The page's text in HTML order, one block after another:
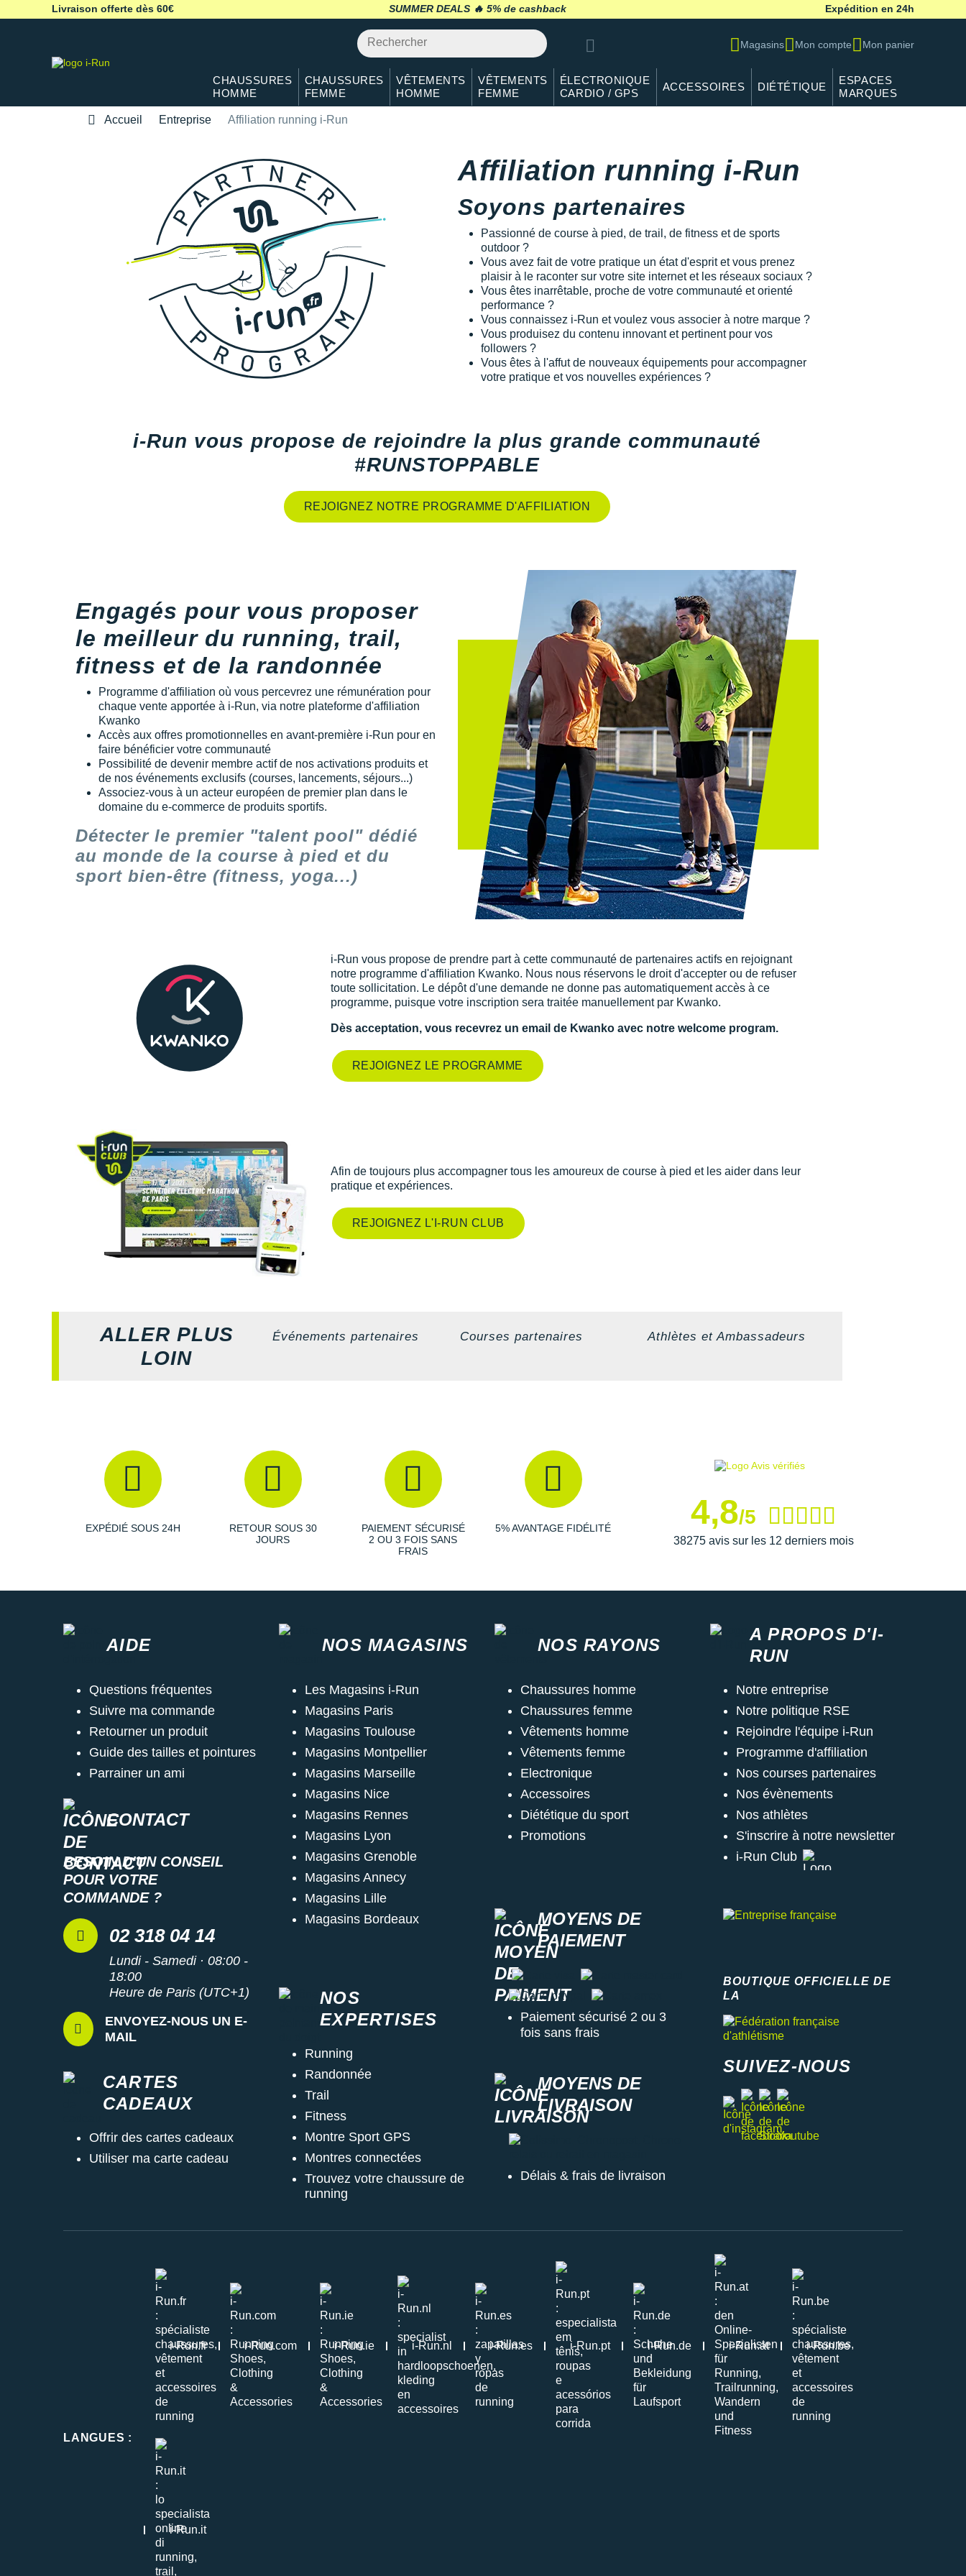
Livraison offerte dès 60€ SUMMER DEALS 🔥 retour 30 jours* Expédition en 24h
Magasins Mon compte Mon panier
CHAUSSURES
HOMME
CHAUSSURES
FEMME
VÊTEMENTS
HOMME
VÊTEMENTS
FEMME
ÉLECTRONIQUE
CARDIO / GPS
ACCESSOIRES DIÉTÉTIQUE
ESPACES
MARQUES
Accueil Entreprise Affiliation running i-Run
Affiliation running i-Run
Soyons partenaires
Passionné de course à pied, de trail, de fitness et de sports
outdoor ?
Vous avez fait de votre pratique un état d'esprit et vous prenez
plaisir à le raconter sur votre site internet et les réseaux sociaux ?
Vous êtes inarrêtable, proche de votre communauté et orienté
performance ?
Vous connaissez i-Run et voulez vous associer à notre marque ?
Vous produisez du contenu innovant et pertinent pour vos
followers ?
Vous êtes à l'affut de nouveaux équipements pour accompagner
votre pratique et vos nouvelles expériences ?
i-Run vous propose de rejoindre la plus grande communauté
#RUNSTOPPABLE
REJOIGNEZ NOTRE PROGRAMME D'AFFILIATION
Engagés pour vous proposer
le meilleur du running, trail,
fitness et de la randonnée
Programme d'affiliation où vous percevrez une rémunération pour
chaque vente apportée à i-Run, via notre plateforme d'affiliation
Kwanko
Accès aux offres promotionnelles en avant-première i-Run pour en
faire bénéficier votre communauté
Possibilité de devenir membre actif de nos activations produits et
de nos événements exclusifs (courses, lancements, séjours...)
Associez-vous à un acteur européen de premier plan dans le
domaine du e-commerce de produits sportifs.
Détecter le premier "talent pool" dédié
au monde de la course à pied et du
sport bien-être (fitness, yoga...)
i-Run vous propose de prendre part à cette communauté de partenaires actifs en rejoignant
notre programme d'affiliation Kwanko. Nous nous réservons le droit d'accepter ou de refuser
toute sollicitation. Le dépôt d'une demande ne donne pas automatiquement accès à ce
programme, puisque votre inscription sera traitée manuellement par Kwanko.
Dès acceptation, vous recevrez un email de Kwanko avec notre welcome program.
REJOIGNEZ LE PROGRAMME
Afin de toujours plus accompagner tous les amoureux de course à pied et les aider dans leur
pratique et expériences.
REJOIGNEZ L'I-RUN CLUB
ALLER PLUS
LOIN
Événements partenaires Courses partenaires Athlètes et Ambassadeurs
EXPÉDIÉ SOUS 24H
RETOUR SOUS 30
JOURS
PAIEMENT SÉCURISÉ
2 OU 3 FOIS SANS
FRAIS
5% AVANTAGE FIDÉLITÉ 4,8/5
38275 avis sur les 12 derniers mois
CONTACT
BESOIN D'UN CONSEIL
POUR VOTRE
COMMANDE ?
02 318 04 14
Lundi - Samedi · 08:00 -
18:00
Heure de Paris (UTC+1)
ENVOYEZ-NOUS UN E-
MAIL
MOYENS DE
PAIEMENT
Carte visa
Carte master card
Carte paypal
Carte amex
Paiement sécurisé 2 ou 3
fois sans frais
MOYENS DE
LIVRAISON
Colissimo, Chronopost, Chrono relais ou retrait en magasin
Délais & frais de livraison
AIDE
Questions fréquentes
Suivre ma commande
Retourner un produit
Guide des tailles et pointures
Parrainer un ami
CARTES
CADEAUX
Offrir des cartes cadeaux
Utiliser ma carte cadeau
NOS MAGASINS
Les Magasins i-Run
Magasins Paris
Magasins Toulouse
Magasins Montpellier
Magasins Marseille
Magasins Nice
Magasins Rennes
Magasins Lyon
Magasins Grenoble
Magasins Annecy
Magasins Lille
Magasins Bordeaux
NOS
EXPERTISES
Running
Randonnée
Trail
Fitness
Montre Sport GPS
Montres connectées
Trouvez votre chaussure de
running
NOS RAYONS
Chaussures homme
Chaussures femme
Vêtements homme
Vêtements femme
Electronique
Accessoires
Diététique du sport
Promotions
A PROPOS D'I-
RUN
Notre entreprise
Notre politique RSE
Rejoindre l'équipe i-Run
Programme d'affiliation
Nos courses partenaires
Nos évènements
Nos athlètes
S'inscrire à notre newsletter
i-Run Club
BOUTIQUE OFFICIELLE DE
LA
SUIVEZ-NOUS
instagram
facebook
stravayoutube
LANGUES :
i-Run.fr i-Run.com i-Run.ie i-Run.nl i-Run.es i-Run.pt i-Run.de i-Run.at i-Run.be
i-Run.it